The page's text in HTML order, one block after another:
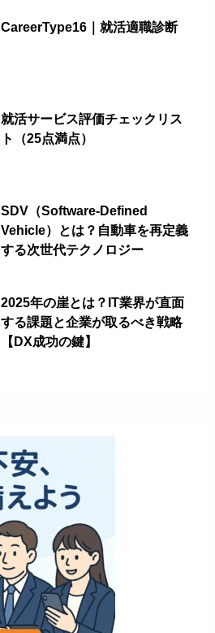
CareerType16｜就活適職診断
就活サービス評価チェックリス
ト（25点満点）
SDV（Software-Defined
Vehicle）とは？自動車を再定義
する次世代テクノロジー
2025年の崖とは？IT業界が直面
する課題と企業が取るべき戦略
【DX成功の鍵】